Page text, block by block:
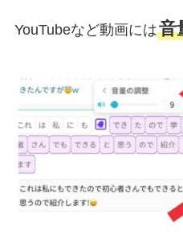
YouTubeなど動画には音